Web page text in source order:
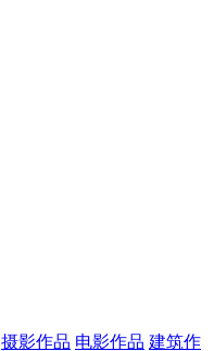
摄影作品 电影作品 建筑作